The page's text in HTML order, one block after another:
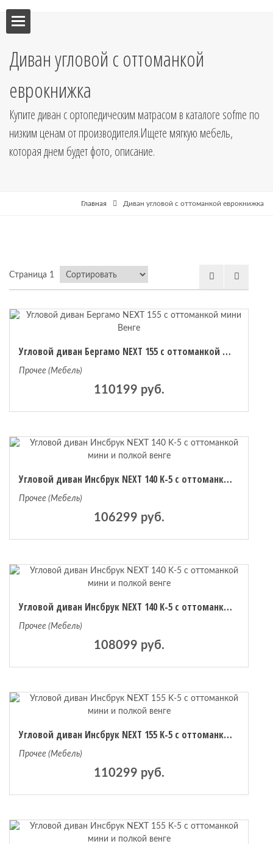
Диван угловой с оттоманкой
еврокнижка
Купите диван с ортопедическим матрасом в каталоге sofme по
низким ценам от производителя.Ищете мягкую мебель,
которая днем будет фото, описание.
Главная Диван угловой с оттоманкой еврокнижка
Страница 1
Угловой диван Бергамо NEXT 155 с оттоманкой мини Венге
Прочее (Мебель)
110199 руб.
Угловой диван Инсбрук NEXT 140 K-5 с оттоманкой мини и полкой венге
Прочее (Мебель)
106299 руб.
Угловой диван Инсбрук NEXT 140 K-5 с оттоманкой мини и полкой венге
Прочее (Мебель)
108099 руб.
Угловой диван Инсбрук NEXT 155 K-5 с оттоманкой мини и полкой венге
Прочее (Мебель)
110299 руб.